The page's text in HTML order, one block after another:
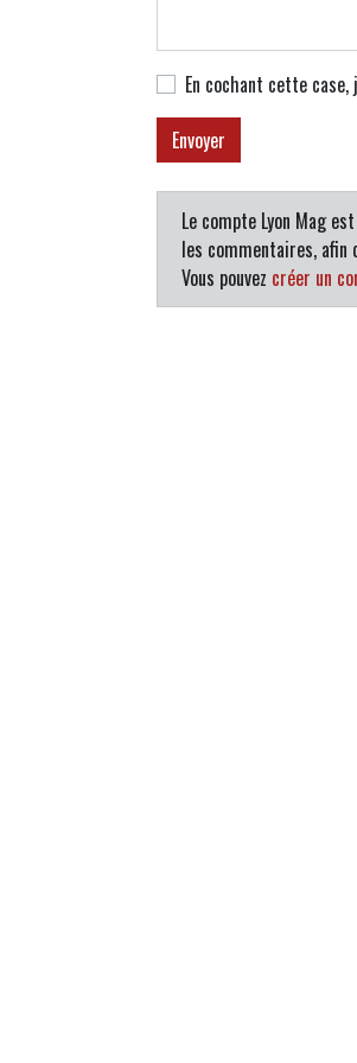
En cochant cette
Le compte Lyon Mag est
les commentaires, afin
Vous pouvez créer un